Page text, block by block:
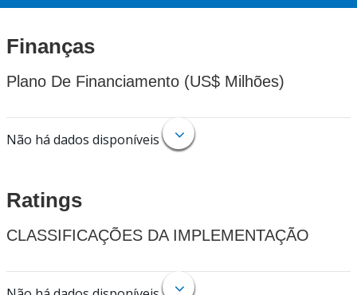
Finanças
Plano De Financiamento (US$ Milhões)
Não há dados disponíveis
Ratings
CLASSIFICAÇÕES DA IMPLEMENTAÇÃO